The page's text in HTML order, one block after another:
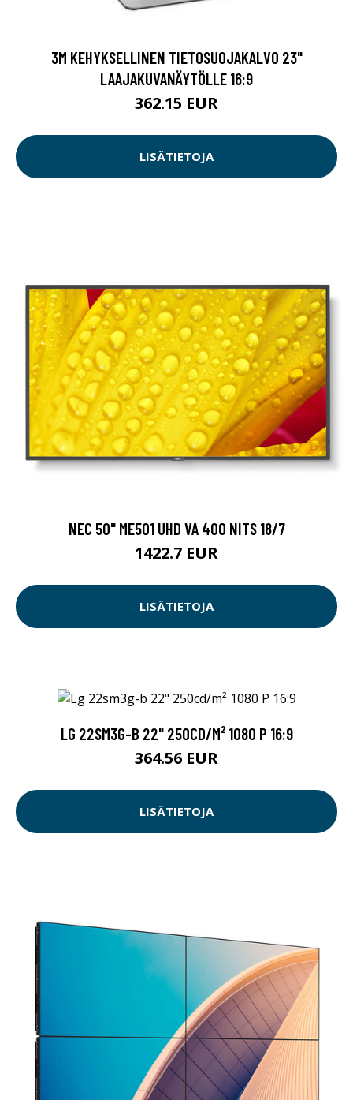
3M KEHYKSELLINEN TIETOSUOJAKALVO 23"
LAAJAKUVANÄYTÖLLE 16:9
362.15 EUR
LISÄTIETOJA
NEC 50" ME501 UHD VA 400 NITS 18/7
1422.7 EUR
LISÄTIETOJA
LG 22SM3G-B 22" 250CD/M² 1080 P 16:9
364.56 EUR
LISÄTIETOJA